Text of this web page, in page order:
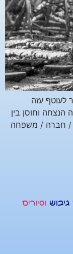
בעקבות ארועי ה- 7/10 סיור לעוטף עזה
הנצחה וחוסן בין
/ חברה / משפחה
גיבוש וסיורים